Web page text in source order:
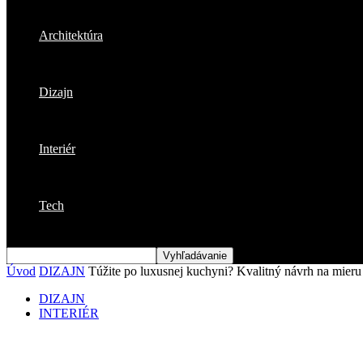
Architektúra
Dizajn
Interiér
Tech
Úvod DIZAJN Túžite po luxusnej kuchyni? Kvalitný návrh na mieru
DIZAJN
INTERIÉR